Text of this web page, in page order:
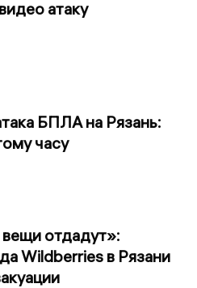
атаку
БПЛА на Рязань:
часу
отдадут»:
Wildberries в Рязани